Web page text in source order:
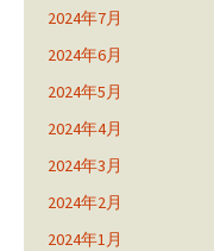
2024年7月
2024年6月
2024年5月
2024年4月
2024年3月
2024年2月
2024年1月